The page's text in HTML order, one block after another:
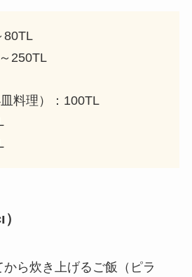
80TL
250TL
料理）：100TL
ら炊き上げるご飯（ピラ